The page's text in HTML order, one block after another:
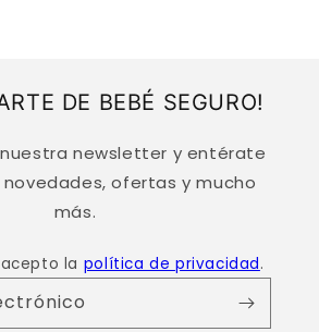
DE BEBÉ SEGURO!
newsletter y entérate
ofertas y mucho
más.
la política de privacidad.